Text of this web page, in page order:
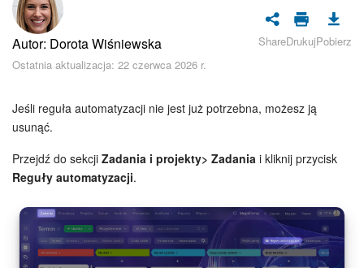
Bezpieczeństwo w Bitrix24
Rejestracja i autoryzacja
CRM
Dysk
Kalendarz
Autor: Dorota Wiśniewska
Ostatnia aktualizacja: 22 czerwca 2026 r.
ShareDrukujPobierz
Jeśli reguła automatyzacji nie jest już potrzebna, możesz ją
usunąć.
Przejdź do sekcji Zadania i projekty> Zadania i kliknij przycisk
Reguły automatyzacji.